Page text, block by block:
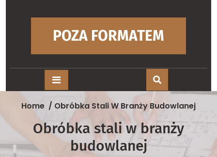
POZA FORMATEM
Home / Obróbka Stali W Branży Budowlanej
Obróbka stali w branży
budowlanej